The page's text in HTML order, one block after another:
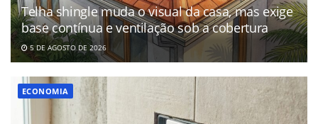
Telha shingle muda o visual da casa, mas exige
base contínua e ventilação sob a cobertura
5 DE AGOSTO DE 2026
ECONOMIA